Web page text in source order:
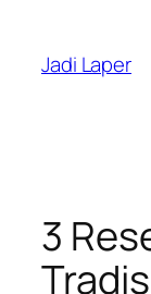
content
Jadi Laper
3